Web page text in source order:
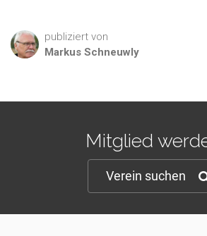
publiziert von
Markus Schneuwly
Mitglied
Verein suchen